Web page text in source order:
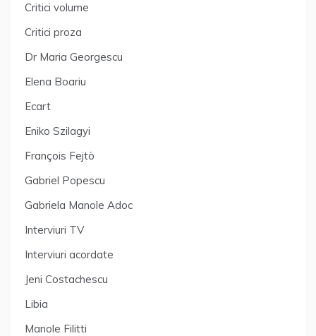
Critici volume
Critici proza
Dr Maria Georgescu
Elena Boariu
Ecart
Eniko Szilagyi
François Fejtö
Gabriel Popescu
Gabriela Manole Adoc
Interviuri TV
Interviuri acordate
Jeni Costachescu
Libia
Manole Filitti